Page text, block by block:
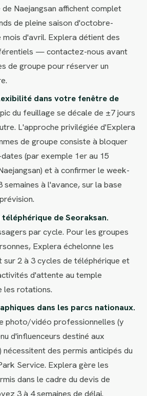
Naejangsan affichent complet
de pleine saison d'octobre-
d'avril. Explera détient des
— contactez-nous avant
de groupe pour réserver un
dans votre fenêtre de
du feuillage se décale de ±7 jours
L'approche privilégiée d'Explera
de groupe consiste à bloquer
(par exemple 1er au 15
et à confirmer le week-
semaines à l'avance, sur la base
de Seoraksan.
par cycle. Pour les groupes
Explera échelonne les
sur 2 à 3 cycles de téléphérique et
d'attente au temple
les rotations.
dans les parcs nationaux.
photo/vidéo professionnelles (y
d'influenceurs destiné aux
des permis anticipés du
Service. Explera gère les
dans le cadre du devis de
3 à 4 semaines de délai.